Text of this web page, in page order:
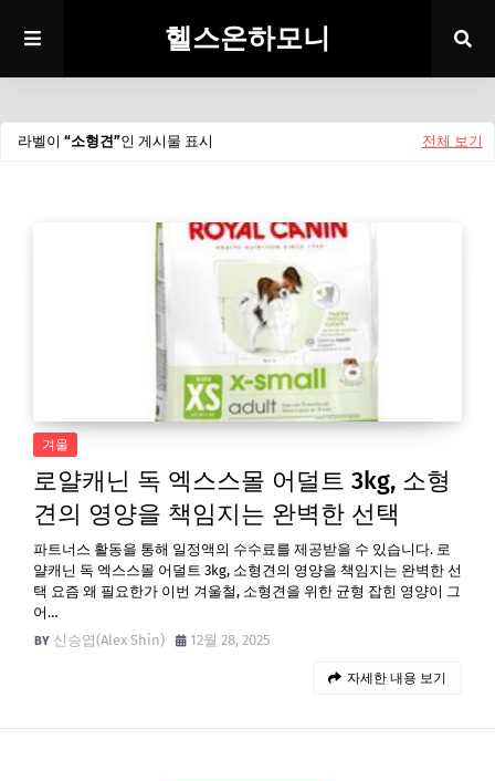
헬스온하모니
라벨이 소형견 인 게시물 표시 전체 보기
겨울
로얄캐닌 독 엑스스몰 어덜트 3kg, 소형
견의 영양을 책임지는 완벽한 선택
파트너스 활동을 통해 일정액의 수수료를 제공받을 수 있습니다. 로
얄캐닌 독 엑스스몰 어덜트 3kg, 소형견의 영양을 책임지는 완벽한 선
택 요즘 왜 필요한가 이번 겨울철, 소형견을 위한 균형 잡힌 영양이 그
어…
신승엽(Alex Shin)
12월 28, 2025
자세한 내용 보기